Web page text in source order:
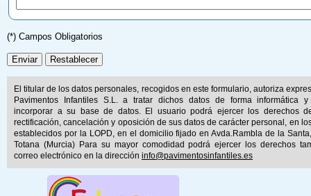
(*) Campos Obligatorios
El titular de los datos personales, recogidos en este formulario, autoriza
Pavimentos Infantiles S.L. a tratar dichos datos de forma informática y
incorporar a su base de datos. El usuario podrá ejercer los derechos
rectificación, cancelación y oposición de sus datos de carácter personal, en
establecidos por la LOPD, en el domicilio fijado en Avda.Rambla de la
Totana (Murcia) Para su mayor comodidad podrá ejercer los derechos
correo electrónico en la dirección info@pavimentosinfantiles.es